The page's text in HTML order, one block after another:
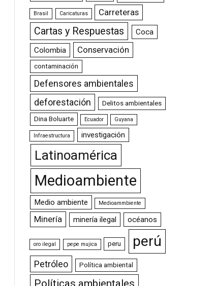
Brasil Caricaturas Carreteras
Cartas y Respuestas
Coca
Colombia
Conservación
contaminación
Defensores ambientales
deforestación
Delitos ambientales
Dina Boluarte Ecuador Guyana
Infraestructura investigación
Latinoamérica
Medioambiente
Medio ambiente Medioammbiente
Minería minería ilegal océanos
oro ilegal pepe mujica peru perú
Petróleo Política ambiental
Políticas ambientales